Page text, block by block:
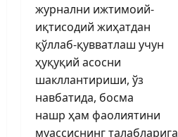
журнални ижтимоий-
иқтисодий жиҳатдан
қўллаб-қувватлаш учун
ҳуқуқий асос­­ни
шакллантириши, ўз
навбатида, босма
нашр ҳам фаолиятини
муассиснинг талабларига